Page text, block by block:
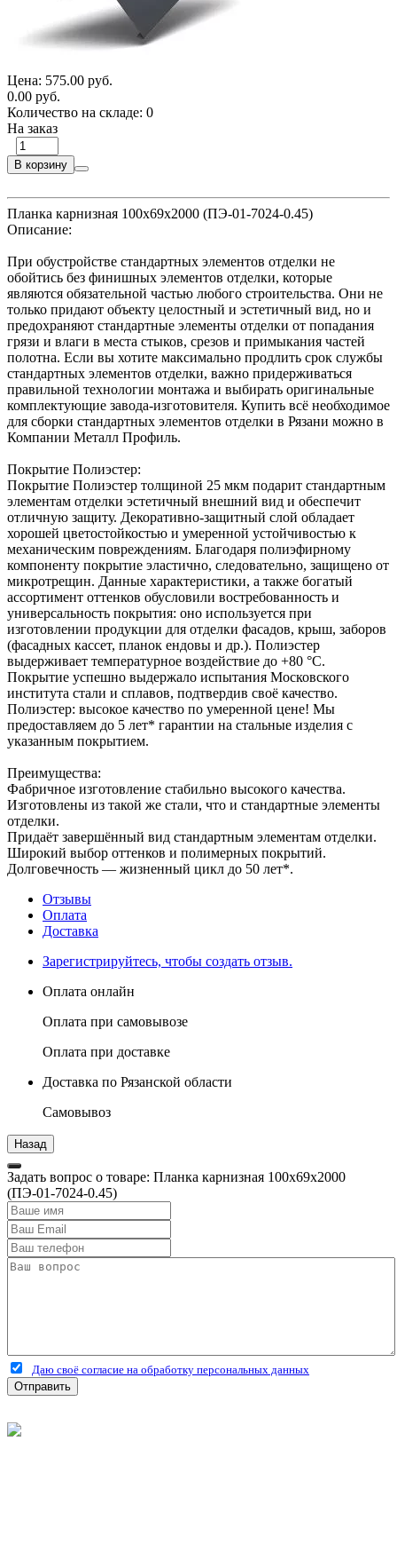
Цена: 575.00 руб.
0.00 руб.
Количество на складе: 0
На заказ
В корзину
Планка карнизная 100х69х2000 (ПЭ-01-7024-0.45)
Описание:
При обустройстве стандартных элементов отделки не
обойтись без финишных элементов отделки, которые
являются обязательной частью любого строительства. Они не
только придают объекту целостный и эстетичный вид, но и
предохраняют стандартные элементы отделки от попадания
грязи и влаги в места стыков, срезов и примыкания частей
полотна. Если вы хотите максимально продлить срок службы
стандартных элементов отделки, важно придерживаться
правильной технологии монтажа и выбирать оригинальные
комплектующие завода-изготовителя. Купить всё необходимое
для сборки стандартных элементов отделки в Рязани можно в
Компании Металл Профиль.
Покрытие Полиэстер:
Покрытие Полиэстер толщиной 25 мкм подарит стандартным
элементам отделки эстетичный внешний вид и обеспечит
отличную защиту. Декоративно-защитный слой обладает
хорошей цветостойкостью и умеренной устойчивостью к
механическим повреждениям. Благодаря полиэфирному
компоненту покрытие эластично, следовательно, защищено от
микротрещин. Данные характеристики, а также богатый
ассортимент оттенков обусловили востребованность и
универсальность покрытия: оно используется при
изготовлении продукции для отделки фасадов, крыш, заборов
(фасадных кассет, планок ендовы и др.). Полиэстер
выдерживает температурное воздействие до +80 °С.
Покрытие успешно выдержало испытания Московского
института стали и сплавов, подтвердив своё качество.
Полиэстер: высокое качество по умеренной цене! Мы
предоставляем до 5 лет* гарантии на стальные изделия с
указанным покрытием.
Преимущества:
Фабричное изготовление стабильно высокого качества.
Изготовлены из такой же стали, что и стандартные элементы
отделки.
Придаёт завершённый вид стандартным элементам отделки.
Широкий выбор оттенков и полимерных покрытий.
Долговечность — жизненный цикл до 50 лет*.
Отзывы
Оплата
Доставка
Зарегистрируйтесь, чтобы создать отзыв.
Оплата онлайн
Оплата при самовывозе
Оплата при доставке
Доставка по Рязанской области
Самовывоз
Задать вопрос о товаре: Планка карнизная 100х69х2000
(ПЭ-01-7024-0.45)
Даю своё согласие на обработку персональных данных
Отправить